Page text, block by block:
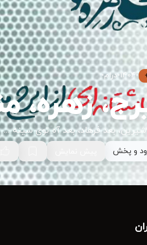
•
1404
•درام•
زهره،
بعد فرهاد، بعد آه توی سینه ...
و پخش